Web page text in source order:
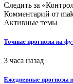
Следить за
Комментарий от
Активные темы
Точные прогнозы на
3 часа назад
Ежедневные прогнозы